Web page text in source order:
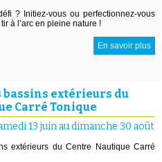
? Initiez-vous ou perfectionnez-vous
à l’arc en pleine nature !
En savoir plus
bassins extérieurs du
Carré Tonique
13 juin au dimanche 30 août
extérieurs du Centre Nautique Carré